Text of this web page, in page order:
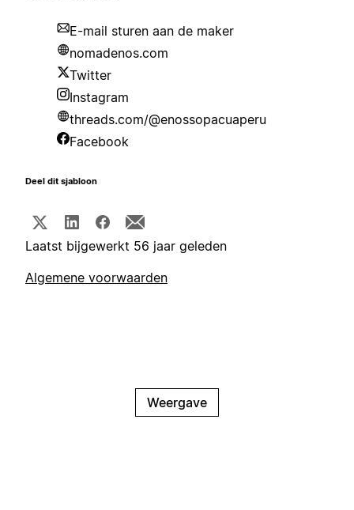
E-mail sturen aan de maker
nomadenos.com
Twitter
Instagram
threads.com/@enossopacuaperu
Facebook
Deel dit sjabloon
Laatst bijgewerkt 56 jaar geleden
Algemene voorwaarden
Weergave